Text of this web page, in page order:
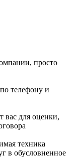
просто
телефону и
вас для оценки,
техника
в обусловненное